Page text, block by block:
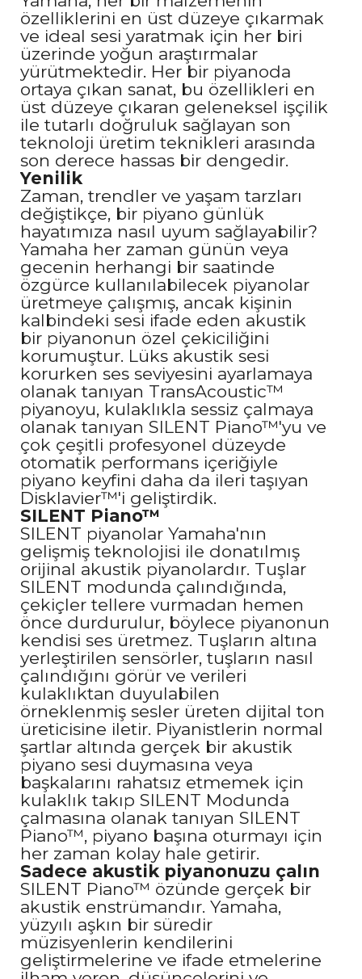
özelliklerini en üst düzeye çıkarmak
ve ideal sesi yaratmak için her biri
üzerinde yoğun araştırmalar
yürütmektedir. Her bir piyanoda
ortaya çıkan sanat, bu özellikleri en
üst düzeye çıkaran geleneksel işçilik
ile tutarlı doğruluk sağlayan son
teknoloji üretim teknikleri arasında
son derece hassas bir dengedir.
Yenilik
Zaman, trendler ve yaşam tarzları
değiştikçe, bir piyano günlük
hayatımıza nasıl uyum sağlayabilir?
Yamaha her zaman günün veya
gecenin herhangi bir saatinde
özgürce kullanılabilecek piyanolar
üretmeye çalışmış, ancak kişinin
kalbindeki sesi ifade eden akustik
bir piyanonun özel çekiciliğini
korumuştur. Lüks akustik sesi
korurken ses seviyesini ayarlamaya
olanak tanıyan TransAcoustic™
piyanoyu, kulaklıkla sessiz çalmaya
olanak tanıyan SILENT Piano™'yu ve
çok çeşitli profesyonel düzeyde
otomatik performans içeriğiyle
piyano keyfini daha da ileri taşıyan
Disklavier™'i geliştirdik.
SILENT Piano™
SILENT piyanolar Yamaha'nın
gelişmiş teknolojisi ile donatılmış
orijinal akustik piyanolardır. Tuşlar
SILENT modunda çalındığında,
çekiçler tellere vurmadan hemen
önce durdurulur, böylece piyanonun
kendisi ses üretmez. Tuşların altına
yerleştirilen sensörler, tuşların nasıl
çalındığını görür ve verileri
kulaklıktan duyulabilen
örneklenmiş sesler üreten dijital ton
üreticisine iletir. Piyanistlerin normal
şartlar altında gerçek bir akustik
piyano sesi duymasına veya
başkalarını rahatsız etmemek için
kulaklık takıp SILENT Modunda
çalmasına olanak tanıyan SILENT
Piano™, piyano başına oturmayı için
her zaman kolay hale getirir.
Sadece akustik piyanonuzu çalın
SILENT Piano™ özünde gerçek bir
akustik enstrümandır. Yamaha,
yüzyılı aşkın bir süredir
müzisyenlerin kendilerini
geliştirmelerine ve ifade etmelerine